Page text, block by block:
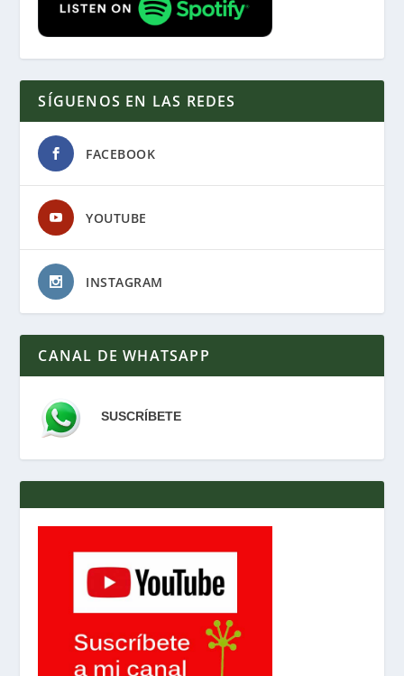
SÍGUENOS EN LAS REDES
FACEBOOK
YOUTUBE
INSTAGRAM
CANAL DE WHATSAPP
SUSCRÍBETE